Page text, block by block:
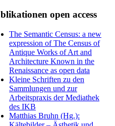
open access
The Semantic Census: a new
expression of The Census of
Antique Works of Art and
Architecture Known in the
Renaissance as open data
Kleine Schriften zu den
Sammlungen und zur
Arbeitspraxis der Mediathek
des IKB
Matthias Bruhn (Hg.):